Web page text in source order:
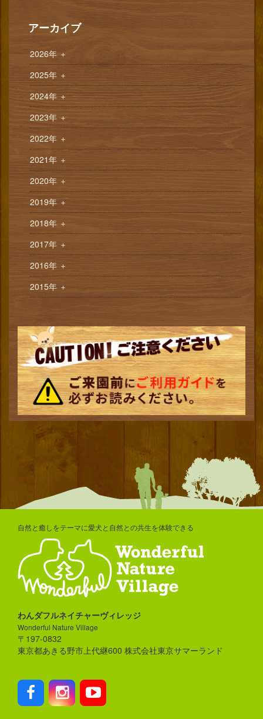
アーカイブ
2026年 ＋
2025年 ＋
2024年＋
2023年 ＋
2022年 ＋
2021年 ＋
2020年 ＋
2019年 ＋
2018年 ＋
2017年 ＋
2016年 ＋
2015年 ＋
自然と癒しをテーマに愛犬と自然との共生を体験できる
わんダフルネイチャーヴィレッジ
Wonderful Nature Village
〒197-0832
東京都あきる野市上代継600 株式会社東京サマーランド